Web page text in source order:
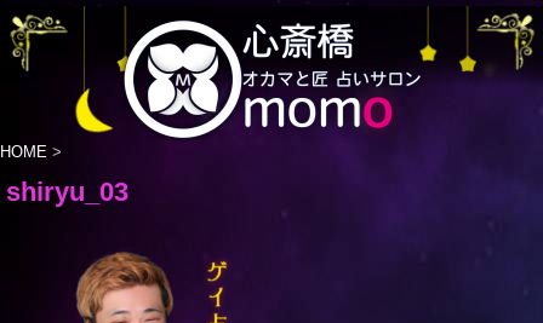
HOME >
shiryu_03